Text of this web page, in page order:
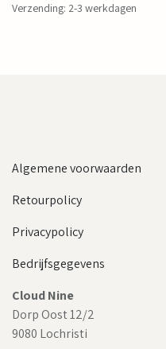
Verzending: 2-3 werkdagen
Algemene voorwaarden
Retourpolicy
Privacypolicy
Bedrijfsgegevens
Cloud Nine
Dorp Oost 12/2
9080 Lochristi